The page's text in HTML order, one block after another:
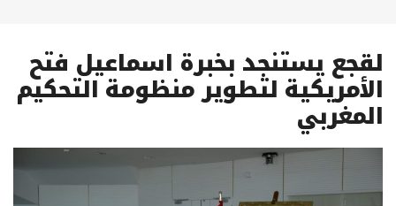
لقجع يستنجد بخبرة اسماعيل فتح
الأمريكية لتطوير منظومة التحكيم
المغربي